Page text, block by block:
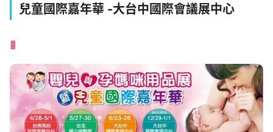
兒童國際嘉年華 -大台中國際會議展中心